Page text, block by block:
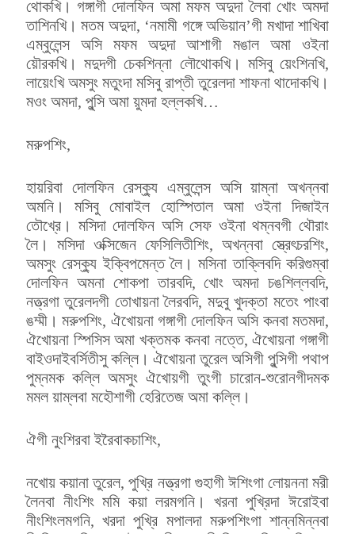
থোকখি। গঙ্গাগী দোলফিন অমা মফম অদুদা লৈবা খোং অমদা
তাশিনখি। মতম অদুদা, ‘নমামী গঙ্গে অভিয়ান’গী মখাদা শাখিবা
এম্বুলেন্স অসি মফম অদুদা আশাগী মঙাল অমা ওইনা
য়ৌরকখি। মদুদগী চেকশিন্না লৌথোকখি। মসিবু য়েংশিনখি,
লায়েংখি অমসুং মতুংদা মসিবু রাপ্তী তুরেলদা শাফনা থাদোকখি।
মওং অমদা, পুন্সি অমা য়ুমদা হল্লকখি…
মরুপশিং,
হায়রিবা দোলফিন রেস্ক্যু এম্বুলেন্স অসি য়াম্না অখন্নবা
অমনি। মসিবু মোবাইল হোস্পিতাল অমা ওইনা দিজাইন
তৌখ্রে। মসিদা দোল‌ফিন অসি সেফ ওইনা থম্নবগী থৌরাং
লৈ। মসিদা ওক্সিজেন ফেসিলিতীশিং, অখন্নবা স্ত্রেৎচরশিং,
অমসুং রেস্ক্যু ইক্বিপমেন্ত লৈ। মসিনা তাক্লিবদি করিগুম্বা
দোলফিন অমনা শোকপা তারবদি, খোং অমদা চঙশিল্লবদি,
নত্ত্রগা তুরেলদগী তোখায়না লৈরবদি, মদুবু খুদক্তা মতেং পাংবা
ঙম্মী। মরুপশিং, ঐখোয়না গঙ্গাগী দোলফিন অসি কনবা মতমদা,
ঐখোয়না স্পিসিস অমা খক্তমক কনবা নত্তে, ঐখোয়না গঙ্গাগী
বাইওদাইবর্সিতীসু কল্লি। ঐখোয়না তুরেল অসিগী পুন্সিগী পথাপ
পুম্নমক কল্লি অমসুং ঐখোয়গী তুংগী চারোন-শুরোনগীদমক
মমল য়াম্লবা মহৌশাগী হেরিতেজ অমা কল্লি।
ঐগী নুংশিরবা ইরৈবাকচাশিং,
নখোয় কয়ানা তুরেল, পুখ্রি নত্ত্রগা গুহাগী ঈশিংগা লোয়ননা মরী
লৈনবা নীংশিং মমি কয়া লরমগনি। খরনা পুখ্রিদা ঈরোইবা
নীংশিংলমগনি, খরদা পুখ্রি মপালদা মরুপশিংগা শান্নমিন্নবা